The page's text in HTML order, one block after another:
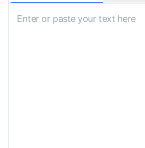
Ei Määritelty
Sisällytä Ääntämisohje